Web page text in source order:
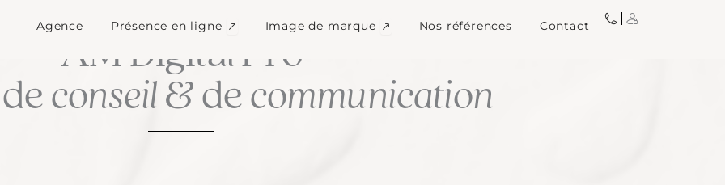
Agence Présence en ligne Ouvrir Présence en ligne
Image de marque Ouvrir Image de marque
Nos références Contact
LA CULTURE DU SUR MESURE
AM Digital Pro
conseil & de communication